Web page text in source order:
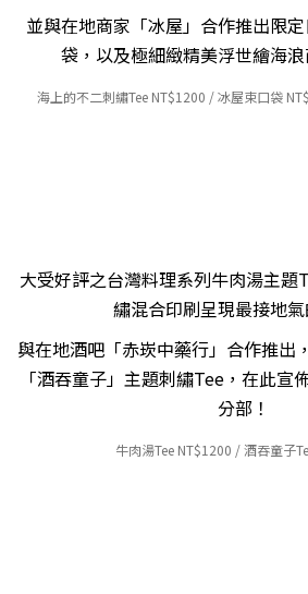
並與在地商家「冰屋」合作推出限
袋，以及極細緻精美浮世繪海
海上的不二刺繡Tee NT$1200 / 冰屋束口袋 NT
大受好評之台灣料理系列牛肉湯主題
繡混合印刷呈現最接地氣
與在地酒吧「赤崁中藥行」合作推出
「酒吞童子」主題刺繡Tee，在此宣
分部！
牛肉湯Tee NT$1200 / 酒吞童子